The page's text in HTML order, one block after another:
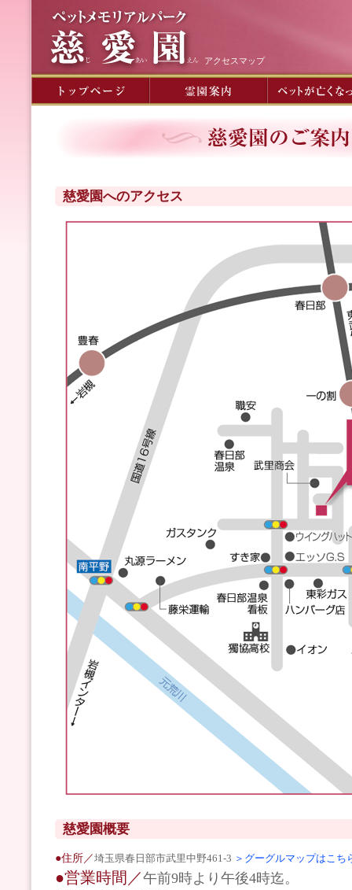
アクセスマップ
慈愛園へのアクセス
慈愛園概要
●住所／埼玉県春日部市武里中野461-3 ＞グーグルマップはこち
●営業時間／午前9時より午後4時迄。